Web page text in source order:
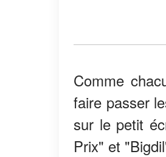
Comme
faire passer
sur le petit
Prix" et